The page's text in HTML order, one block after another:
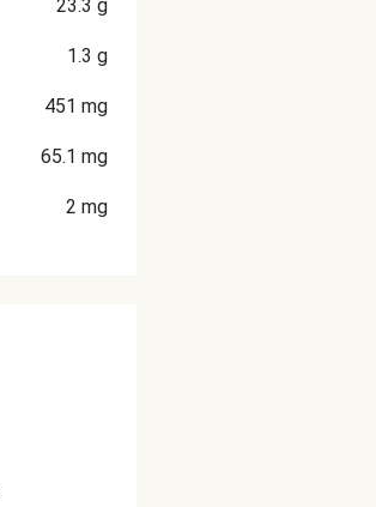
23.3 g
1.3 g
451 mg
65.1 mg
2 mg